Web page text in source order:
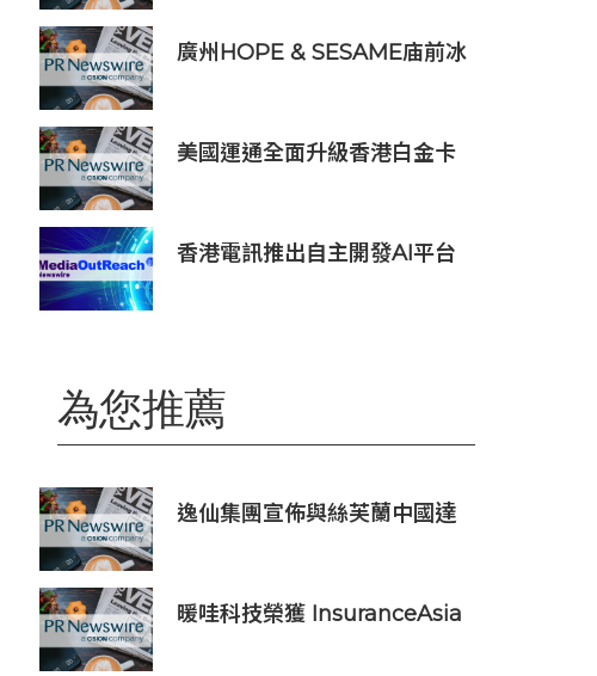
廣州HOPE & SESAME庙前冰
吧」NO.1寶座
美國運通全面升級香港白金卡
香港電訊推出自主開發AI平台
為您推薦
逸仙集團宣佈與絲芙蘭中國達
暖哇科技榮獲 InsuranceAsia